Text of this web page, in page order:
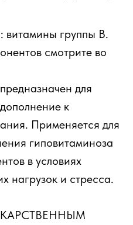
группы В.
смотрите во
для
к
Применяется для
гиповитаминоза
в условиях
нагрузок и стресса.